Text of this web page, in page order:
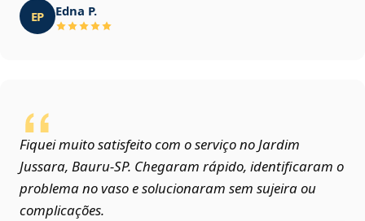
EP Edna P.
Fiquei muito satisfeito com o serviço no Jardim
Jussara, Bauru‑SP. Chegaram rápido, identificaram o
problema no vaso e solucionaram sem sujeira ou
complicações.